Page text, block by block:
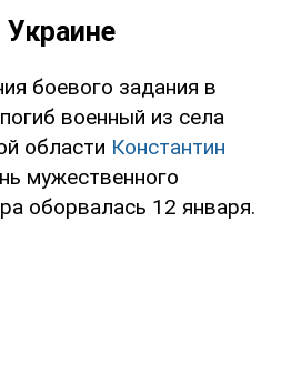
боевого задания в
военный из села
области Константин
мужественного
оборвалась 12 января.